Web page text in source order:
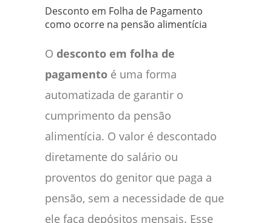
Desconto em Folha de Pagamento
como ocorre na pensão alimentícia
O desconto em folha de
pagamento é uma forma
automatizada de garantir o
cumprimento da pensão
alimentícia. O valor é descontado
diretamente do salário ou
proventos do genitor que paga a
pensão, sem a necessidade de que
ele faça depósitos mensais. Esse